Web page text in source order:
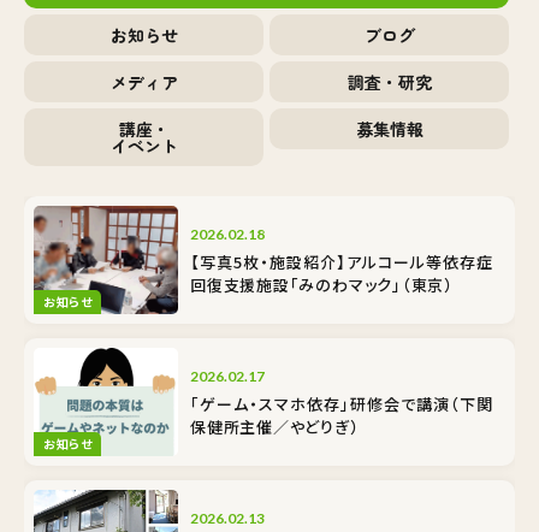
お知らせ
ブログ
メディア
調査・研究
講座・
イベント
募集情報
お知らせ
2026.02.18
【写真5枚・施設紹介】アルコール等依存症
回復支援施設「みのわマック」（東京）
お知らせ
2026.02.17
「ゲーム・スマホ依存」研修会で講演（下関
保健所主催／やどりぎ）
2026.02.13